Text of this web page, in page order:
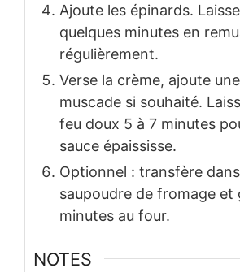
Ajoute les épinards.
quelques minutes en
régulièrement.
Verse la crème, ajoute
muscade si souhaité.
feu doux 5 à 7 minutes
sauce épaississe.
Optionnel : transfère
saupoudre de fromage et
minutes au four.
NOTES